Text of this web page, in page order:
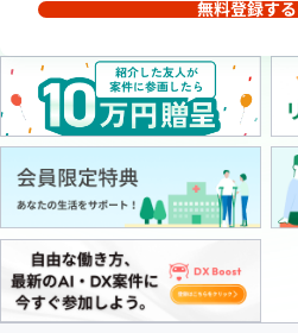
無料登録する